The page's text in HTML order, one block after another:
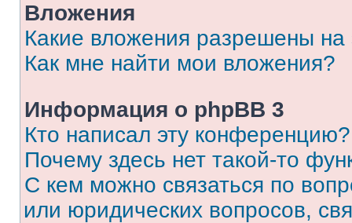
Вложения
Какие вложения разрешены
Как мне найти мои вложения?
Информация о phpBB 3
Кто написал эту конференцию?
Почему здесь нет такой-то
С кем можно связаться по
или юридических вопросов,